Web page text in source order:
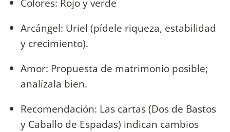
Arcángel: Uriel (pídele riqueza, estabilidad
y crecimiento).
Amor: Propuesta de matrimonio posible;
analízala bien.
Recomendación: Las cartas (Dos de Bastos
y Caballo de Espadas) indican cambios